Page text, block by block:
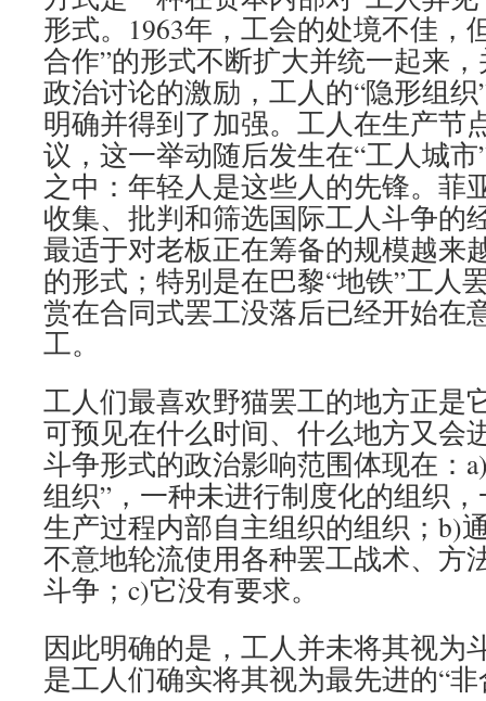
形式。1963年，工会的处境不佳，
合作”的形式不断扩大并统一起来
政治讨论的激励，工人的“隐形组
明确并得到了加强。工人在生产节
议，这一举动随后发生在“工人城
之中：年轻人是这些人的先锋。菲
收集、批判和筛选国际工人斗争的
最适于对老板正在筹备的规模越来
的形式；特别是在巴黎“地铁”工人
赏在合同式罢工没落后已经开始在
工。
工人们最喜欢野猫罢工的地方正是
可预见在什么时间、什么地方又会
斗争形式的政治影响范围体现在：
组织”，一种未进行制度化的组织
生产过程内部自主组织的组织；b)
不意地轮流使用各种罢工战术、方
斗争；c)它没有要求。
因此明确的是，工人并未将其视为
是工人们确实将其视为最先进的“